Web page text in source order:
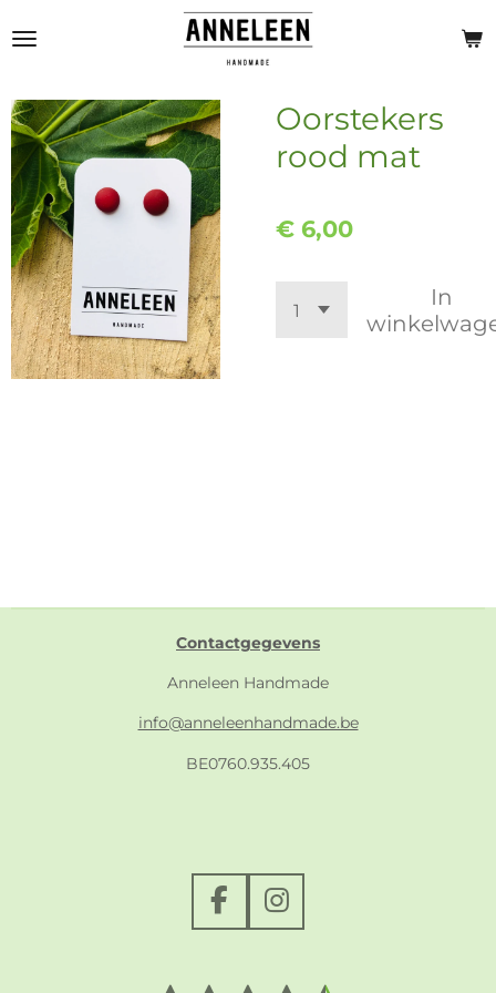
direct
de
hoofdinhoud
Oorstekers
rood mat
€ 6,00
In
Contactgegevens
Anneleen Handmade
info@anneleenhandmade.be
BE0760.935.405
F
a
I
n